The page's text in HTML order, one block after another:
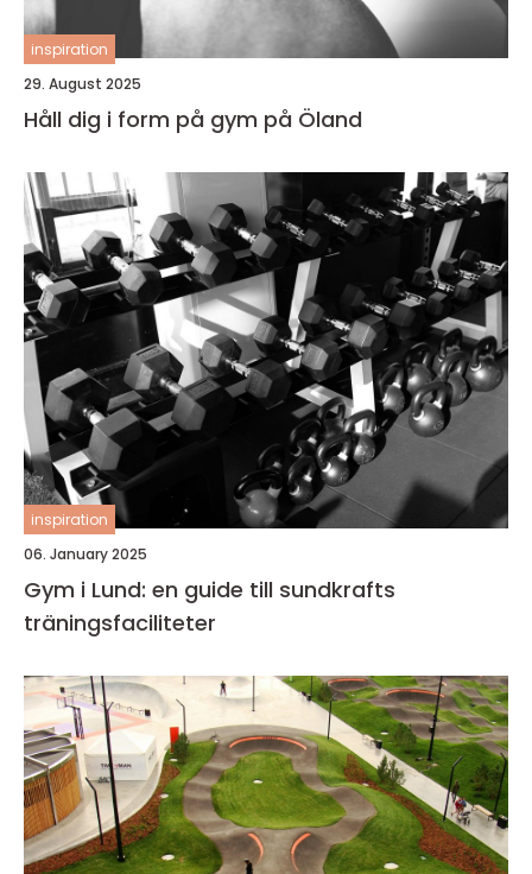
inspiration
29. August 2025
Håll dig i form på gym på Öland
inspiration
06. January 2025
Gym i Lund: en guide till sundkrafts
träningsfaciliteter